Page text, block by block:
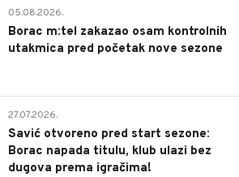
05.08.2026.
Borac m:tel zakazao osam kontrolnih
utakmica pred početak nove sezone
27.07.2026.
Savić otvoreno pred start sezone:
Borac napada titulu, klub ulazi bez
dugova prema igračima!